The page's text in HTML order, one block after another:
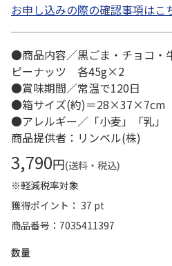
お申し込みの際の確認事項はこ
●商品内容／黒ごま・チョコ・
ピーナッツ 各45g×2
●賞味期間／常温で120日
●箱サイズ(約)＝28×37×7cm
●アレルギー／「小麦」「乳」
商品提供者：リンベル(株)
3,790円(送料・税込)
※軽減税率対象
獲得ポイント： 37 pt
商品番号
7035411397
数量